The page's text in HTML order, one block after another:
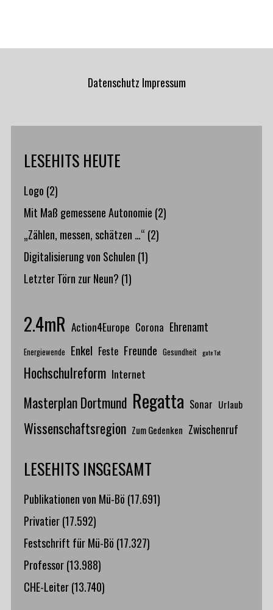
Datenschutz Impressum
LESEHITS HEUTE
Logo (2)
Mit Maß gemessene Autonomie (2)
„Zählen, messen, schätzen …“ (2)
Digitalisierung von Schulen (1)
Letzter Törn zur Neun? (1)
2.4mR Action4Europe Corona Ehrenamt
Energiewende Enkel Feste Freunde Gesundheit gute Tat
Hochschulreform Internet
Masterplan Dortmund Regatta Sonar Urlaub
Wissenschaftsregion Zum Gedenken Zwischenruf
LESEHITS INSGESAMT
Publikationen von Mü-Bö (17.691)
Privatier (17.592)
Festschrift für Mü-Bö (17.327)
Professor (13.988)
CHE-Leiter (13.740)